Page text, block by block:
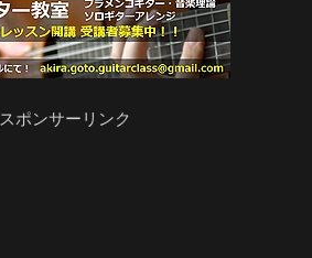
スポンサーリンク